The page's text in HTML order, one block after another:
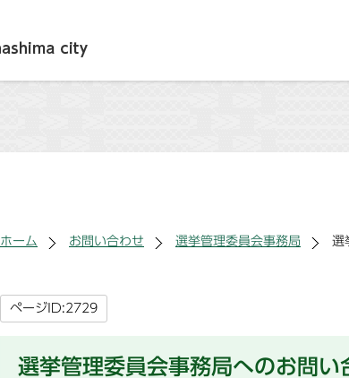
ホーム お問い合わせ 選挙管理委員会事務局 選
ページID:2729
選挙管理委員会事務局へのお問い